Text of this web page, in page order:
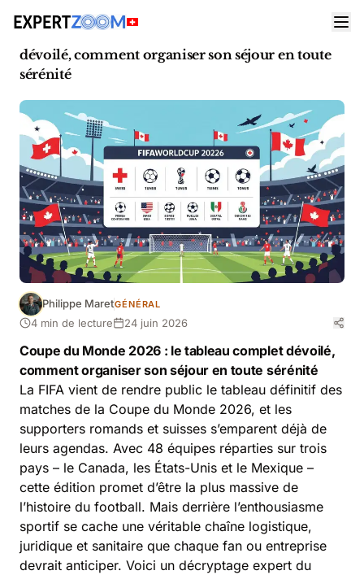
Coupe du Monde 2026 : le tableau complet
dévoilé, comment organiser son séjour en toute
sérénité
Philippe MaretGÉNÉRAL
4 min de lecture 24 juin 2026
Coupe du Monde 2026 : le tableau complet dévoilé,
comment organiser son séjour en toute sérénité
La FIFA vient de rendre public le tableau définitif des
matches de la Coupe du Monde 2026, et les
supporters romands et suisses s’emparent déjà de
leurs agendas. Avec 48 équipes réparties sur trois
pays – le Canada, les États-Unis et le Mexique –
cette édition promet d’être la plus massive de
l’histoire du football. Mais derrière l’enthousiasme
sportif se cache une véritable chaîne logistique,
juridique et sanitaire que chaque fan ou entreprise
devrait anticiper. Voici un décryptage expert du